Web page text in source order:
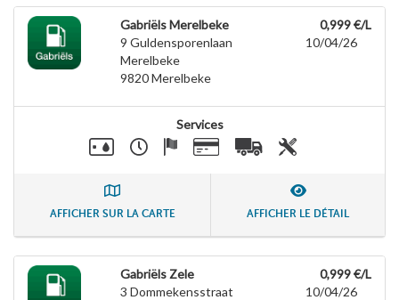
Gabriëls Merelbeke
9 Guldensporenlaan
Merelbeke
9820Merelbeke
0,999 €/L
10/04/26
Services
AFFICHER SUR LA CARTE AFFICHER LE DÉTAIL
Gabriëls Zele
3 Dommekensstraat
0,999 €/L
10/04/26